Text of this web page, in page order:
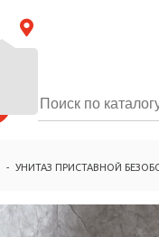
- УНИТАЗ ПРИСТАВНОЙ